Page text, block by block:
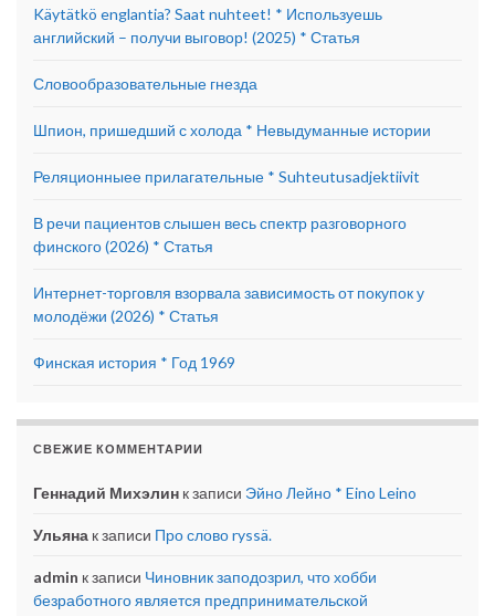
Käytätkö englantia? Saat nuhteet! * Используешь
английский – получи выговор! (2025) * Статья
Словообразовательные гнезда
Шпион, пришедший с холода * Невыдуманные истории
Реляционныее прилагательные * Suhteutusadjektiivit
В речи пациентов слышен весь спектр разговорного
финского (2026) * Статья
Интернет-торговля взорвала зависимость от покупок у
молодёжи (2026) * Статья
Финская история * Год 1969
СВЕЖИЕ КОММЕНТАРИИ
Геннадий Михэлин к записи Эйно Лейно * Eino Leino
Ульяна к записи Про слово ryssä.
admin к записи Чиновник заподозрил, что хобби
безработного является предпринимательской